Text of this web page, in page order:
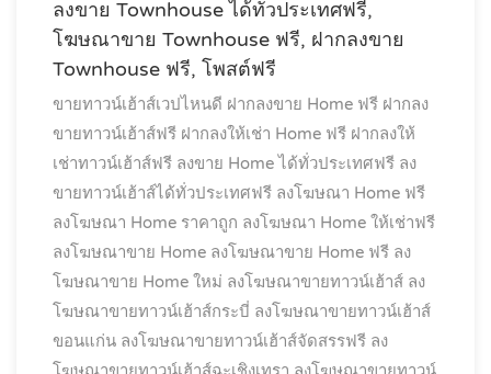
ลงขาย Townhouse ได้ทั่วประเทศฟรี,
โฆษณาขาย Townhouse ฟรี, ฝากลงขาย
Townhouse ฟรี, โพสต์ฟรี
ขายทาวน์เฮ้าส์เวปไหนดี ฝากลงขาย Home ฟรี ฝากลง
ขายทาวน์เฮ้าส์ฟรี ฝากลงให้เช่า Home ฟรี ฝากลงให้
เช่าทาวน์เฮ้าส์ฟรี ลงขาย Home ได้ทั่วประเทศฟรี ลง
ขายทาวน์เฮ้าส์ได้ทั่วประเทศฟรี ลงโฆษณา Home ฟรี
ลงโฆษณา Home ราคาถูก ลงโฆษณา Home ให้เช่าฟรี
ลงโฆษณาขาย Home ลงโฆษณาขาย Home ฟรี ลง
โฆษณาขาย Home ใหม่ ลงโฆษณาขายทาวน์เฮ้าส์ ลง
โฆษณาขายทาวน์เฮ้าส์กระบี่ ลงโฆษณาขายทาวน์เฮ้าส์
ขอนแก่น ลงโฆษณาขายทาวน์เฮ้าส์จัดสรรฟรี ลง